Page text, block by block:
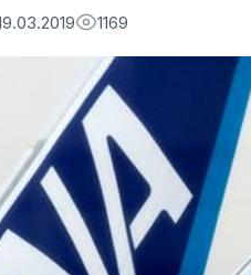
1169